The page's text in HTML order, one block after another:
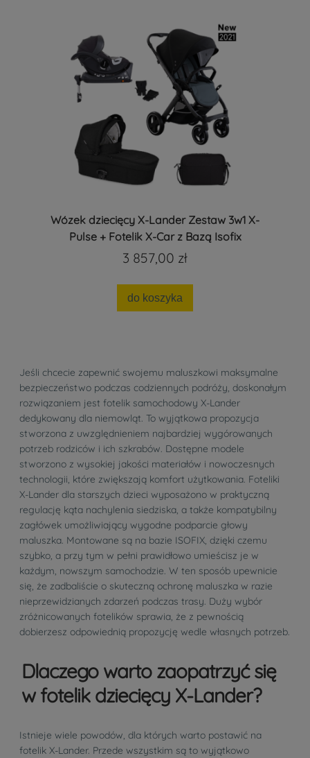
Wózek dziecięcy X-Lander Zestaw 3w1 X-
Pulse + Fotelik X-Car z Bazą Isofix
3 857,00 zł
do koszyka
Jeśli chcecie zapewnić swojemu maluszkowi maksymalne
bezpieczeństwo podczas codziennych podróży, doskonałym
rozwiązaniem jest fotelik samochodowy X-Lander
dedykowany dla niemowląt. To wyjątkowa propozycja
stworzona z uwzględnieniem najbardziej wygórowanych
potrzeb rodziców i ich szkrabów. Dostępne modele
stworzono z wysokiej jakości materiałów i nowoczesnych
technologii, które zwiększają komfort użytkowania. Foteliki
X-Lander dla starszych dzieci wyposażono w praktyczną
regulację kąta nachylenia siedziska, a także kompatybilny
zagłówek umożliwiający wygodne podparcie głowy
maluszka. Montowane są na bazie ISOFIX, dzięki czemu
szybko, a przy tym w pełni prawidłowo umieścisz je w
każdym, nowszym samochodzie. W ten sposób upewnicie
się, że zadbaliście o skuteczną ochronę maluszka w razie
nieprzewidzianych zdarzeń podczas trasy. Duży wybór
zróżnicowanych fotelików sprawia, że z pewnością
dobierzesz odpowiednią propozycję wedle własnych potrzeb.
Dlaczego warto zaopatrzyć się
w fotelik dziecięcy X-Lander?
Istnieje wiele powodów, dla których warto postawić na
fotelik X-Lander. Przede wszystkim są to wyjątkowo